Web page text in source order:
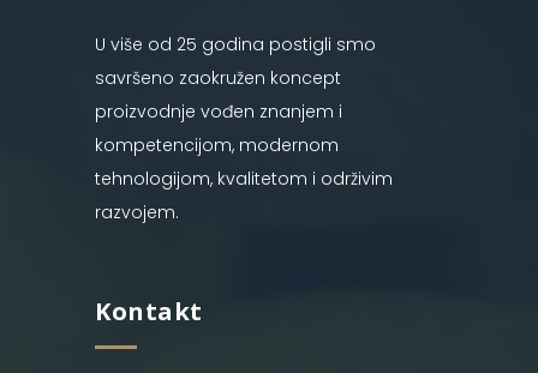
U više od 25 godina postigli smo
savršeno zaokružen koncept
proizvodnje vođen znanjem i
kompetencijom, modernom
tehnologijom, kvalitetom i održivim
razvojem.
Kontakt